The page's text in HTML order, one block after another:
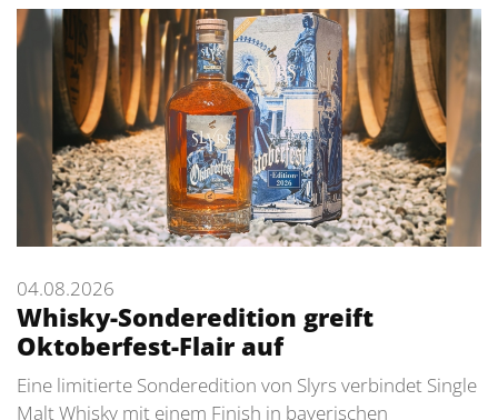
04.08.2026
Whisky-Sonderedition greift
Oktoberfest-Flair auf
Eine limitierte Sonderedition von Slyrs verbindet Single
Malt Whisky mit einem Finish in bayerischen